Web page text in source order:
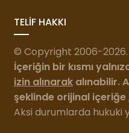
TELİF HAKKI
© Copyright 2006-2026.
İçeriğin bir kısmı
izin alınarakalınabilir.
şeklinde orijinal içeriğe
Aksi durumlarda hukuki